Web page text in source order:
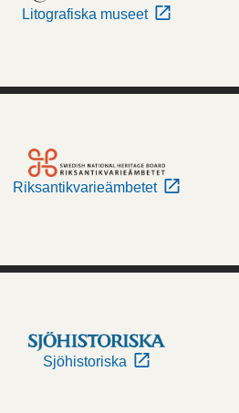
Litografiska museet
Riksantikvarieämbetet
Sjöhistoriska